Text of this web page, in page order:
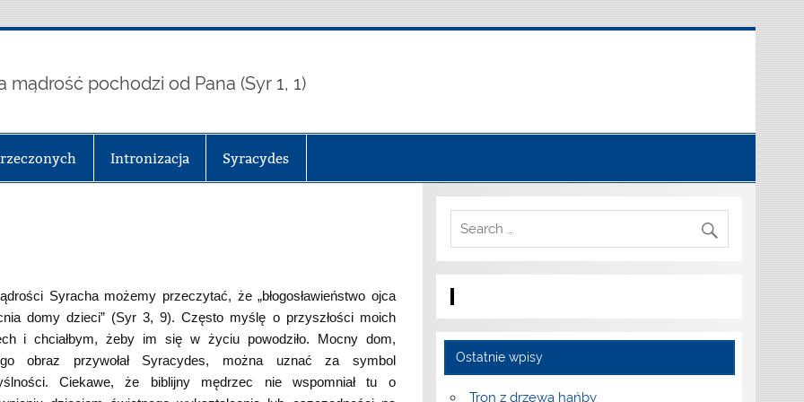
mądrość pochodzi od Pana (Syr 1, 1)
Intronizacja Syracydes
Syracha możemy przeczytać, że „błogosławieństwo ojca
domy dzieci” (Syr 3, 9). Często myślę o przyszłości moich
i chciałbym, żeby im się w życiu powodziło. Mocny dom,
obraz przywołał Syracydes, można uznać za symbol
Ciekawe, że biblijny mędrzec nie wspomniał tu o
Ostatnie wpisy
Tron z drzewa hańby